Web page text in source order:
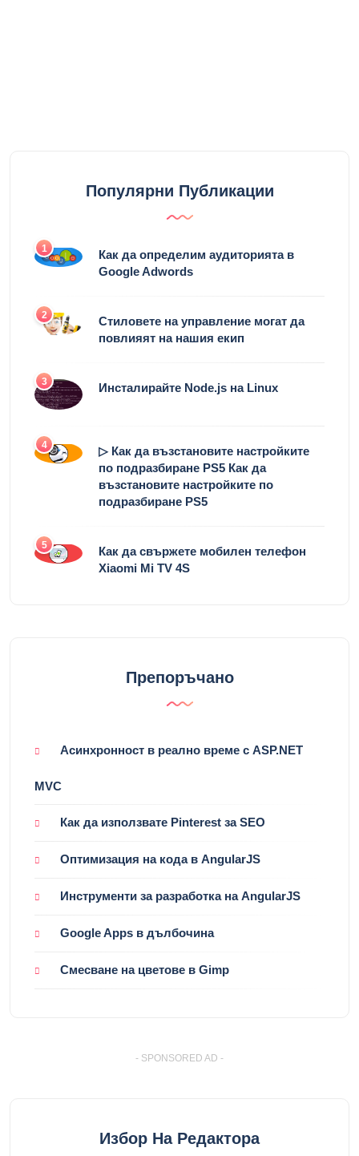
Популярни Публикации
1
Как да определим аудиторията в
Google Adwords
2
Стиловете на управление могат да
повлияят на нашия екип
3 Инсталирайте Node.js на Linux
4
▷ Как да възстановите настройките
по подразбиране PS5 Как да
възстановите настройките по
подразбиране PS5
5
Как да свържете мобилен телефон
Xiaomi Mi TV 4S
Препоръчано
Асинхронност в реално време с ASP.NET
MVC
Как да използвате Pinterest за SEO
Оптимизация на кода в AngularJS
Инструменти за разработка на AngularJS
Google Apps в дълбочина
Смесване на цветове в Gimp
- SPONSORED AD -
Избор На Редактора